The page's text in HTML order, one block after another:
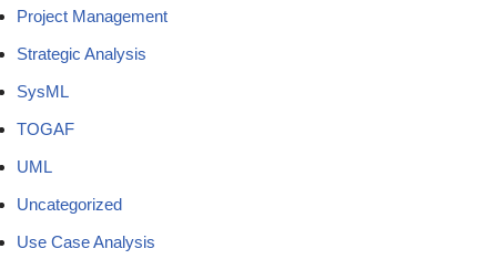
Project Management
Strategic Analysis
SysML
TOGAF
UML
Uncategorized
Use Case Analysis